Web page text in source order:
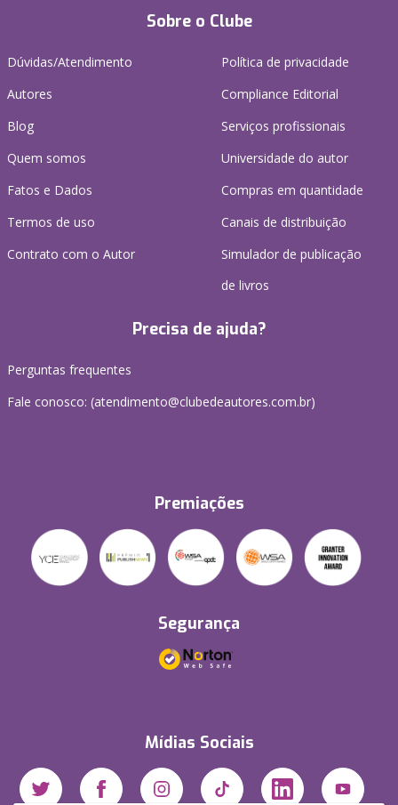
Sobre o Clube
Dúvidas/Atendimento
Autores
Blog
Quem somos
Fatos e Dados
Termos de uso
Contrato com o Autor
Política de privacidade
Compliance Editorial
Serviços profissionais
Universidade do autor
Compras em quantidade
Canais de distribuição
Simulador de publicação
de livros
Precisa de ajuda?
Perguntas frequentes
Fale conosco: (atendimento@clubedeautores.com.br)
Premiações
Segurança
Mídias Sociais